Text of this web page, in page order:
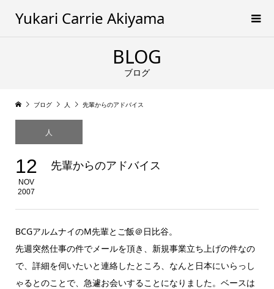
Yukari Carrie Akiyama
BLOG
ブログ
ブログ 人 先輩からのアドバイス
人
12
NOV
2007
先輩からのアドバイス
BCGアルムナイのM先輩とご飯＠日比谷。
先週突然仕事の件でメールを頂き、新規事業立ち上げの件なの
で、詳細を伺いたいと連絡したところ、なんと日本にいらっし
ゃるとのことで、急遽お会いすることになりました。ベースは